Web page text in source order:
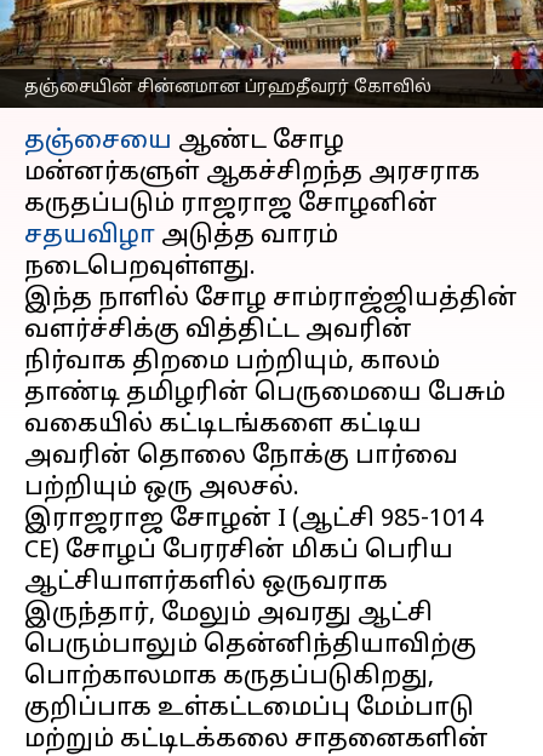
தஞ்சையின் சின்னமான ப்ரஹதீவரர் கோவில்
எழுதியவர் Venkatalakshmi V Nov 06, 2024 08:53 am
செய்தி முன்னோட்டம்
தஞ்சையை ஆண்ட சோழ
மன்னர்களுள் ஆகச்சிறந்த அரசராக
கருதப்படும் ராஜராஜ சோழனின்
சதயவிழா அடுத்த வாரம்
நடைபெறவுள்ளது.
இந்த நாளில் சோழ சாம்ராஜ்ஜியத்தின்
வளர்ச்சிக்கு வித்திட்ட அவரின்
நிர்வாக திறமை பற்றியும், காலம்
தாண்டி தமிழரின் பெருமையை பேசும்
வகையில் கட்டிடங்களை கட்டிய
அவரின் தொலை நோக்கு பார்வை
பற்றியும் ஒரு அலசல்.
இராஜராஜ சோழன் I (ஆட்சி 985-1014
CE) சோழப் பேரரசின் மிகப் பெரிய
ஆட்சியாளர்களில் ஒருவராக
இருந்தார், மேலும் அவரது ஆட்சி
பெரும்பாலும் தென்னிந்தியாவிற்கு
பொற்காலமாக கருதப்படுகிறது,
குறிப்பாக உள்கட்டமைப்பு மேம்பாடு
மற்றும் கட்டிடக்கலை சாதனைகளின்